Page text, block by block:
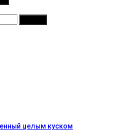
целым куском